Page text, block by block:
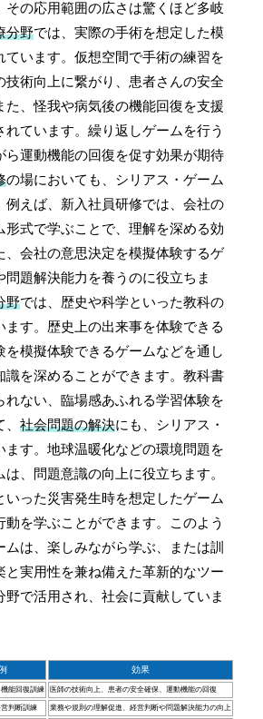
その応用範囲の広さは驚くほど多岐
分野では、実際の手術を想定した模
ています。仮想空間で手術の練習を
技術向上に繋がり、患者さんの安全
た、怪我や病気後の機能回復を支援
れています。繰り返しゲームを行う
ら運動機能の回復を促す効果が期待
の場においても、シリアス・ゲーム
例えば、新入社員研修では、会社の
形式で学ぶことで、理解を深める効
、会社の意思決定を模擬体験するゲ
問題解決能力を養うのに役立ちま
野では、歴史や科学といった教科の
ます。歴史上の出来事を体験できる
を模擬体験できるゲームなどを通し
識を深めることができます。教科書
れない、臨場感あふれる学習体験を
、社会問題の解決にも、シリアス・
ます。地球温暖化などの環境問題を
、問題意識の向上に役立ちます。
いった災害発生時を想定したゲーム
動を学ぶことができます。このよう
は、楽しみながら学ぶ、または訓
と実用性を兼ね備えた革新的なツー
野で活用され、社会に貢献していま
効果
能回復訓練 医師の技術向上、患者の安全確保、運動機能の回復
判断訓練 業務や規則の理解促進、経営判断や問題解決能力の向上